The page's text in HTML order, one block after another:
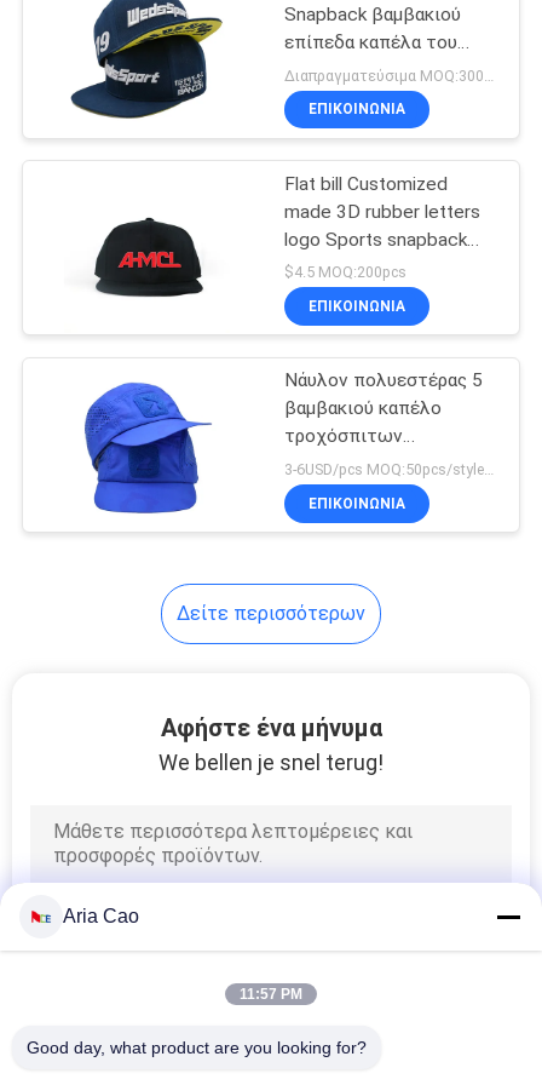
Snapback βαμβακιού
επίπεδα καπέλα του
Μπιλ Gorras για τα
άτομα
ΕΠΙΚΟΙΝΩΝΊΑ
Flat bill Customized
made 3D rubber letters
logo Sports snapback
Hats Caps
$4.5 MOQ:200pcs
ΕΠΙΚΟΙΝΩΝΊΑ
Νάυλον πολυεστέρας 5
βαμβακιού καπέλο
τροχόσπιτων
επιτροπής με το μέσες
μήκος και την επένδυση
χείλων
3-6USD/pcs MOQ:50pcs/style/color/size
ΕΠΙΚΟΙΝΩΝΊΑ
Δείτε περισσότερων
Αφήστε ένα μήνυμα
We bellen je snel terug!
Aria Cao
11:57 PM
Good day, what product are you looking for?